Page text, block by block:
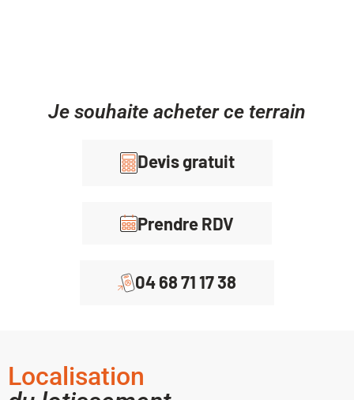
Je souhaite acheter ce terrain
Devis gratuit
Prendre RDV
04 68 71 17 38
Localisation